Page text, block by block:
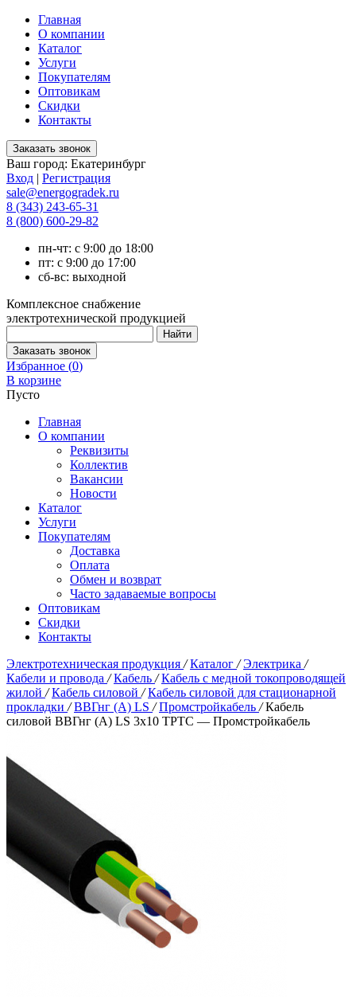
Главная
О компании
Каталог
Услуги
Покупателям
Оптовикам
Скидки
Контакты
Ваш город: Екатеринбург
Вход | Регистрация
sale@energogradek.ru
8 (343) 243-65-31
8 (800) 600-29-82
пн-чт: с 9:00 до 18:00
пт: с 9:00 до 17:00
сб-вс: выходной
Комплексное снабжение
электротехнической продукцией
Избранное (0)
В корзине
Пусто
Главная
О компании
Реквизиты
Коллектив
Вакансии
Новости
Каталог
Услуги
Покупателям
Доставка
Оплата
Обмен и возврат
Часто задаваемые вопросы
Оптовикам
Скидки
Контакты
Электротехническая продукция / Каталог / Электрика /
Кабели и провода / Кабель / Кабель с медной токопроводящей
жилой / Кабель силовой / Кабель силовой для стационарной
прокладки / ВВГнг (А) LS / Промстройкабель / Кабель
силовой ВВГнг (А) LS 3х10 ТРТС — Промстройкабель